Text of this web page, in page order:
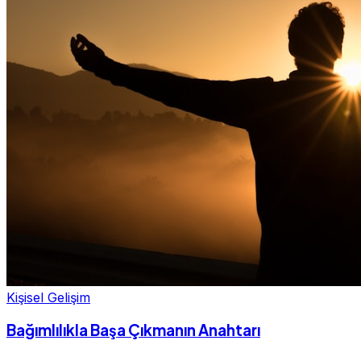
Kişisel Gelişim
Bağımlılıkla Başa Çıkmanın Anahtarı